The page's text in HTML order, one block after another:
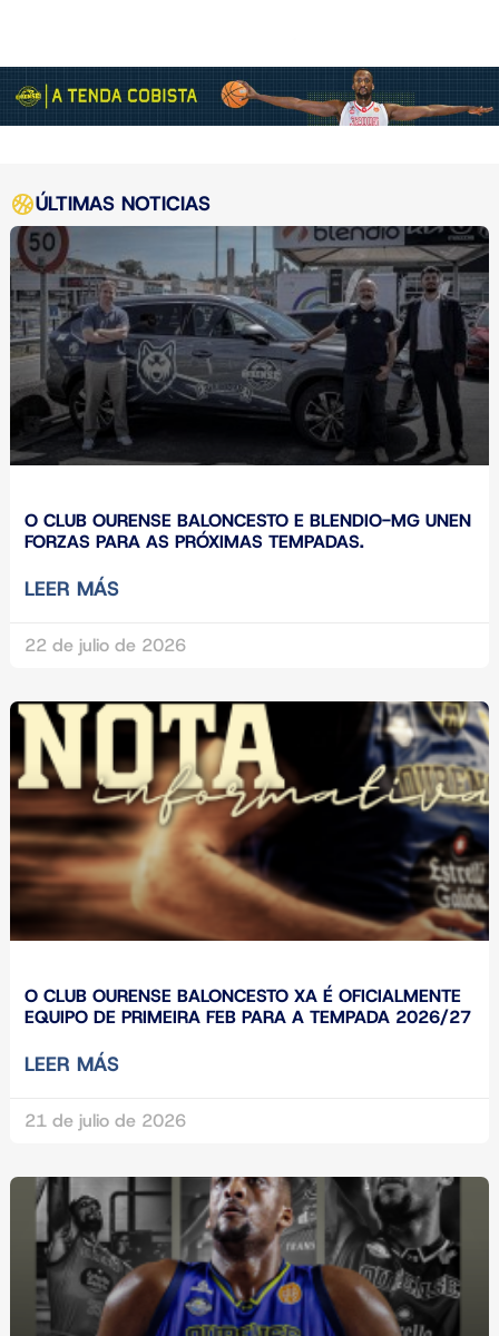
ÚLTIMAS NOTICIAS
O CLUB OURENSE BALONCESTO E BLENDIO-MG UNEN
FORZAS PARA AS PRÓXIMAS TEMPADAS.
LEER MÁS
22 de julio de 2026
O CLUB OURENSE BALONCESTO XA É OFICIALMENTE
EQUIPO DE PRIMEIRA FEB PARA A TEMPADA 2026/27
LEER MÁS
21 de julio de 2026